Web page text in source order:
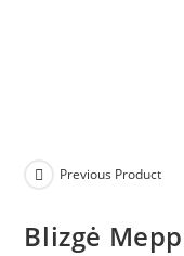
Previous Product
Blizgė